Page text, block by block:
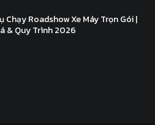
Chạy Roadshow Xe Máy Trọn Gói |
& Quy Trình 2026